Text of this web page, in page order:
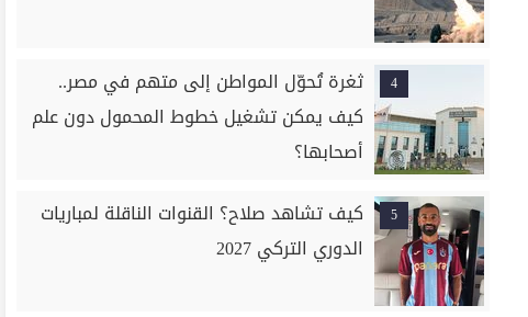
4
ثغرة تُحوّل المواطن إلى متهم في مصر..
كيف يمكن تشغيل خطوط المحمول دون علم
أصحابها؟
5
كيف تشاهد صلاح؟ القنوات الناقلة لمباريات
الدوري التركي 2027